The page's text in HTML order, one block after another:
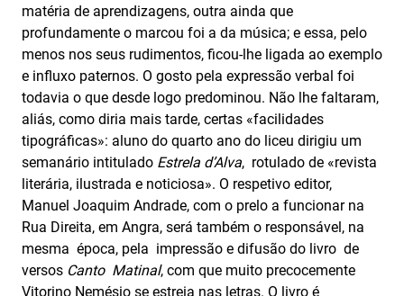
matéria de aprendizagens, outra ainda que
profundamente o marcou foi a da música; e essa, pelo
menos nos seus rudimentos, ficou-lhe ligada ao exemplo
e influxo paternos. O gosto pela expressão verbal foi
todavia o que desde logo predominou. Não lhe faltaram,
aliás, como diria mais tarde, certas «facilidades
tipográficas»: aluno do quarto ano do liceu dirigiu um
semanário intitulado Estrela d’Alva, rotulado de «revista
literária, ilustrada e noticiosa». O respetivo editor,
Manuel Joaquim Andrade, com o prelo a funcionar na
Rua Direita, em Angra, será também o responsável, na
mesma época, pela impressão e difusão do livro de
versos Canto Matinal, com que muito precocemente
Vitorino Nemésio se estreia nas letras. O livro é